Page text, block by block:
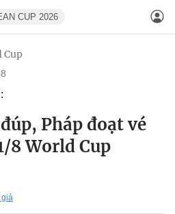
CUP 2026
Cup
Pháp đoạt vé
8 World Cup
giả